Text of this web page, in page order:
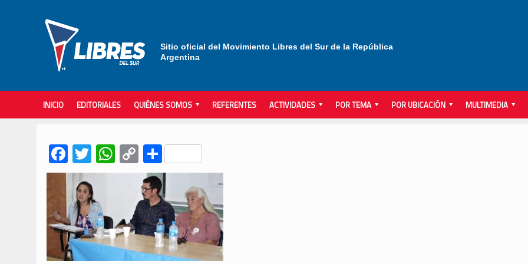
Sitio oficial del Movimiento Libres del Sur de la República
Argentina
INICIO EDITORIALES QUIÉNES SOMOS REFERENTES ACTIVIDADES POR TEMA POR UBICACIÓN MULTIMEDIA
Facebook
TwitterWhatsApp
Copy
Link
Compartir